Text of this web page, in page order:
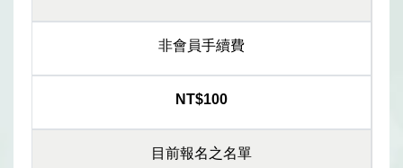
非會員手續費
NT$100
目前報名之名單